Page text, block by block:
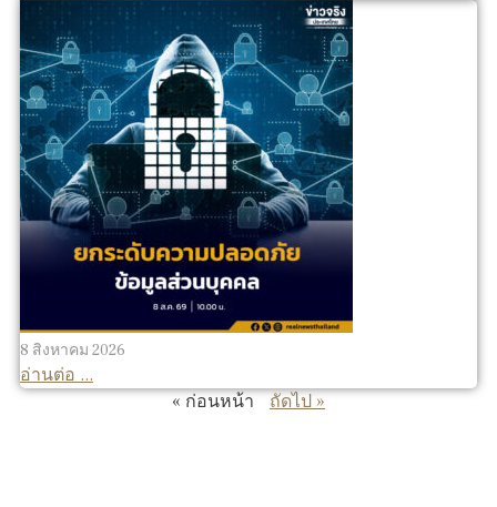
8 สิงหาคม 2026
อ่านต่อ ...
« ก่อนหน้า
ถัดไป »